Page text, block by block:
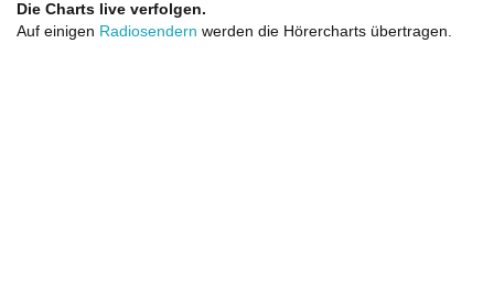
Die Charts live verfolgen.
Auf einigen Radiosendern werden die Hörercharts übertragen.